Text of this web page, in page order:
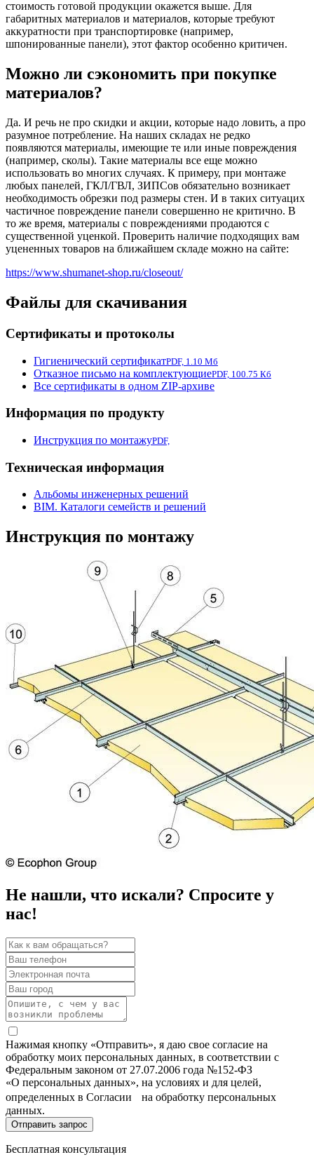
стоимость готовой продукции окажется выше. Для
габаритных материалов и материалов, которые требуют
аккуратности при транспортировке (например,
шпонированные панели), этот фактор особенно критичен.
Можно ли сэкономить при покупке
материалов?
Да. И речь не про скидки и акции, которые надо ловить, а про
разумное потребление. На наших складах не редко
появляются материалы, имеющие те или иные повреждения
(например, сколы). Такие материалы все еще можно
использовать во многих случаях. К примеру, при монтаже
любых панелей, ГКЛ/ГВЛ, ЗИПСов обязательно возникает
необходимость обрезки под размеры стен. И в таких ситуацих
частичное повреждение панели совершенно не критично. В
то же время, материалы с повреждениями продаются с
существенной уценкой. Проверить наличие подходящих вам
уцененных товаров на ближайшем складе можно на сайте:
https://www.shumanet-shop.ru/closeout/
Файлы для скачивания
Сертификаты и протоколы
Гигиенический сертификатPDF, 1.10 Мб
Отказное письмо на комплектующиеPDF, 100.75 Кб
Все сертификаты в одном ZIP-архиве
Информация по продукту
Инструкция по монтажуPDF,
Техническая информация
Альбомы инженерных решений
BIM. Каталоги семейств и решений
Инструкция по монтажу
Не нашли, что искали? Спросите у
нас!
Нажимая кнопку «Отправить», я даю свое согласие на
обработку моих персональных данных, в соответствии с
Федеральным законом от 27.07.2006 года №152-ФЗ
«О персональных данных», на условиях и для целей,
определенных в Согласии на обработку персональных
данных.
Бесплатная консультация